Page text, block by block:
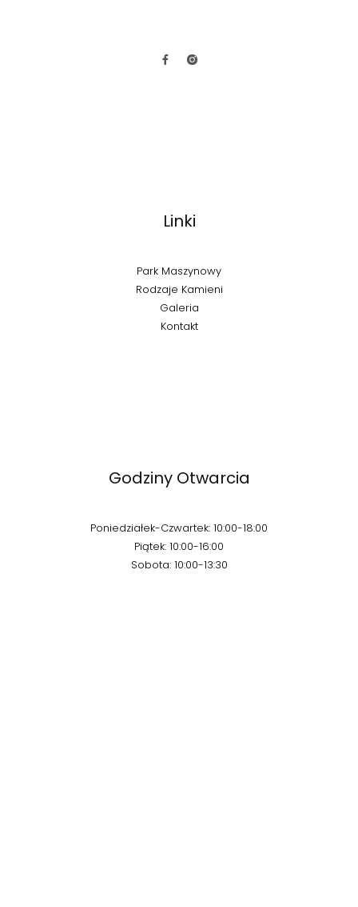
Linki
Park Maszynowy
Rodzaje Kamieni
Galeria
Kontakt
Godziny Otwarcia
Poniedziałek-Czwartek: 10:00-18:00
Piątek: 10:00-16:00
Sobota: 10:00-13:30